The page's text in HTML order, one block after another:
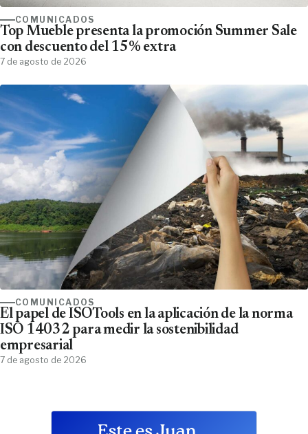
COMUNICADOS
Top Mueble presenta la promoción Summer Sale
con descuento del 15% extra
7 de agosto de 2026
COMUNICADOS
El papel de ISOTools en la aplicación de la norma
ISO 14032 para medir la sostenibilidad
empresarial
7 de agosto de 2026